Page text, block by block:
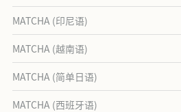
MATCHA (印尼语)
MATCHA (越南语)
MATCHA (简单日语)
MATCHA (西班牙语)